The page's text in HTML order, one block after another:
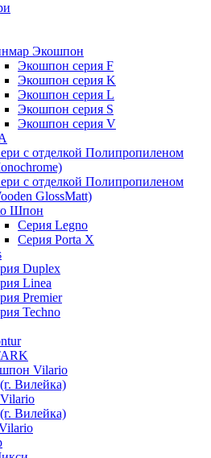
Экошпон
Экошпон серия F
Экошпон серия K
Экошпон серия L
Экошпон серия S
Экошпон серия V
с отделкой Полипропиленом
с отделкой Полипропиленом
GlossMatt)
Шпон
Серия Legno
Серия Porta X
Duplex
Linea
Premier
Techno
Vilario
Вилейка)
Вилейка)